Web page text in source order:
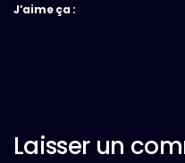
J’aime ça :
Laisser un